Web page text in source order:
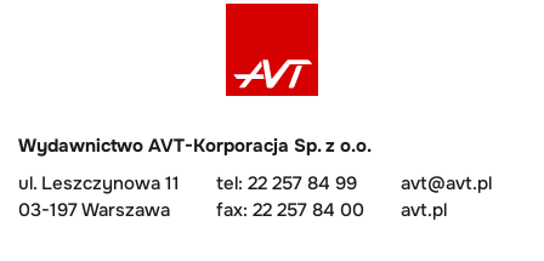
Wydawnictwo AVT-Korporacja Sp. z o.o.
ul. Leszczynowa 11
03-197 Warszawa
tel: 22 257 84 99
fax: 22 257 84 00
avt@avt.pl
avt.pl